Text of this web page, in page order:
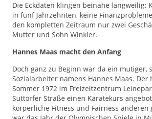
Die Eckdaten klingen beinahe langweilig:
in fünf Jahrzehnten, keine
den kompletten Zeitraum nur zwei
Mutter und Sohn Winkler.
Hannes Maas macht den Anfang
Doch ganz zu Beginn war da ein mutiger,
Sozialarbeiter namens Hannes Maas. Der
Sommer 1972 im Freizeitzentrum
Suttorfer Straße einen Karatekurs
körperliche Fitness und Fairness anderen